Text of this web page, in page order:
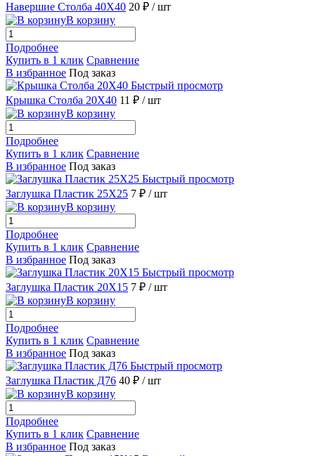
Навершие Столба 40X40 20 ₽ / шт
В корзину
Подробнее
Купить в 1 клик Сравнение
В избранное Под заказ
Быстрый просмотр
Крышка Столба 20X40 11 ₽ / шт
В корзину
Подробнее
Купить в 1 клик Сравнение
В избранное Под заказ
Быстрый просмотр
Заглушка Пластик 25X25 7 ₽ / шт
В корзину
Подробнее
Купить в 1 клик Сравнение
В избранное Под заказ
Быстрый просмотр
Заглушка Пластик 20X15 7 ₽ / шт
В корзину
Подробнее
Купить в 1 клик Сравнение
В избранное Под заказ
Быстрый просмотр
Заглушка Пластик Д76 40 ₽ / шт
В корзину
Подробнее
Купить в 1 клик Сравнение
В избранное Под заказ